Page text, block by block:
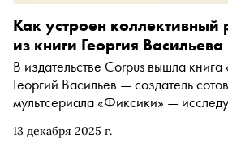
13 декабря 2025 г.
Как устроен
из книги Георгия Васильева
В издательстве Corpus вышла
Георгий Васильев — создатель
мультсериала «Фиксики» —
мозг, память и сознание социума,